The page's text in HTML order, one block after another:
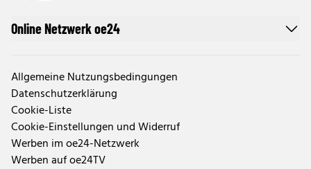
Online Netzwerk oe24
Allgemeine Nutzungsbedingungen
Datenschutzerklärung
Cookie-Liste
Cookie-Einstellungen und Widerruf
Werben im oe24-Netzwerk
Werben auf oe24TV